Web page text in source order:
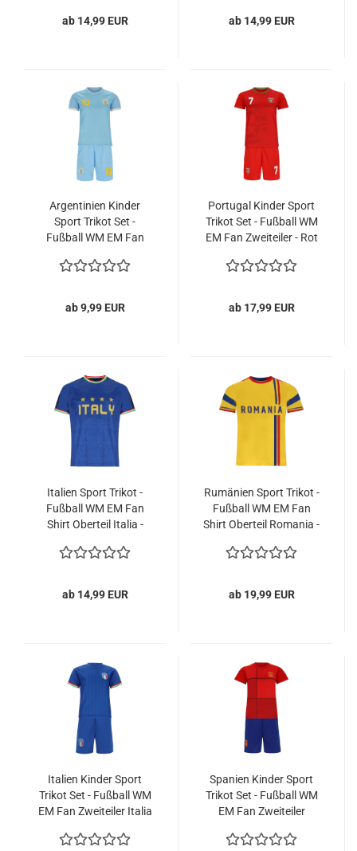
ab 14,99 EUR ab 14,99 EUR
Argentinien Kinder
Sport Trikot Set -
Fußball WM EM Fan
Hellblau
ab 9,99 EUR
Portugal Kinder Sport
Trikot Set - Fußball WM
EM Fan Zweiteiler - Rot
ab 17,99 EUR
Italien Sport Trikot -
Fußball WM EM Fan
Shirt Oberteil Italia -
ab 14,99 EUR
Rumänien Sport Trikot -
Fußball WM EM Fan
Shirt Oberteil Romania -
ab 19,99 EUR
Italien Kinder Sport
Trikot Set - Fußball WM
EM Fan Zweiteiler Italia
Spanien Kinder Sport
Trikot Set - Fußball WM
EM Fan Zweiteiler